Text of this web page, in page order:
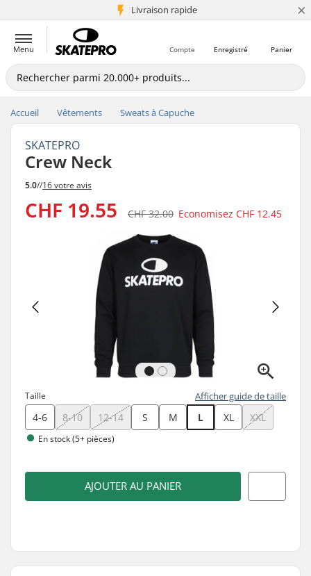
Livraison rapide
+5 mio de clients ×
Menu Panier
Enregistré
Compte
Accueil Vêtements Sweats à Capuche
SKATEPRO
Crew Neck
5.0//16 votre avis
CHF 19.55 CHF 32.00 Economisez CHF 12.45
Taille Afficher guide de taille
4-6 8-10 12-14 S M L XL XXL
En stock (5+ pièces)
AJOUTER AU PANIER